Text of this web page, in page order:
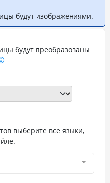
будут изображениями.
будут преобразованы
выберите все языки,